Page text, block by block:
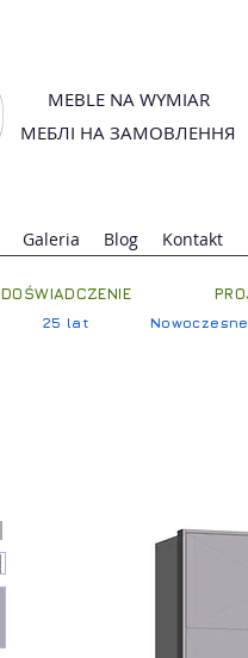
MEBLE NA WYMIAR
МЕБЛІ НА ЗАМОВЛЕННЯ
Galeria Blog Kontakt
DOŚWIADCZENIE
25 lat